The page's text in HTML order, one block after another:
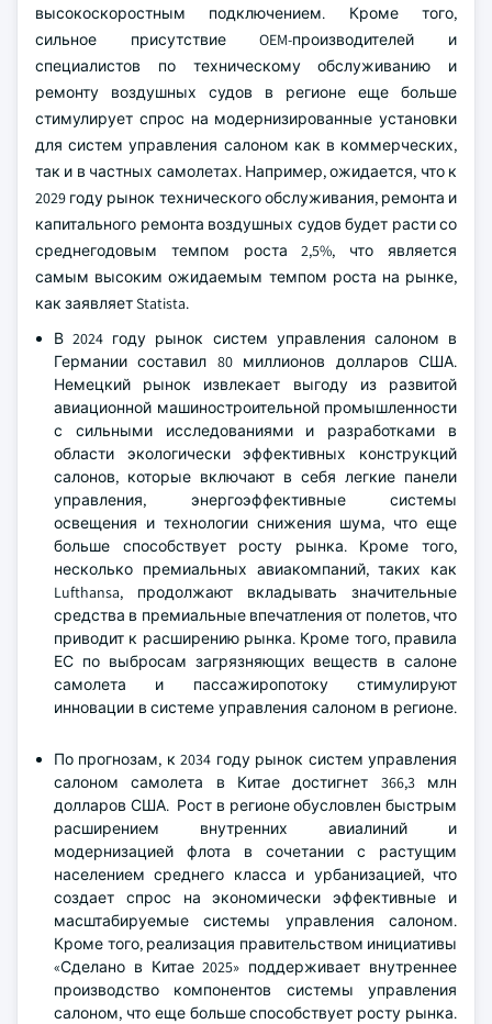
высокоскоростным подключением. Кроме того,
сильное присутствие OEM-производителей и
специалистов по техническому обслуживанию и
ремонту воздушных судов в регионе еще больше
стимулирует спрос на модернизированные установки
для систем управления салоном как в коммерческих,
так и в частных самолетах. Например, ожидается, что к
2029 году рынок технического обслуживания, ремонта и
капитального ремонта воздушных судов будет расти со
среднегодовым темпом роста 2,5%, что является
самым высоким ожидаемым темпом роста на рынке,
как заявляет Statista.
В 2024 году рынок систем управления салоном в
Германии составил 80 миллионов долларов США.
Немецкий рынок извлекает выгоду из развитой
авиационной машиностроительной промышленности
с сильными исследованиями и разработками в
области экологически эффективных конструкций
салонов, которые включают в себя легкие панели
управления, энергоэффективные системы
освещения и технологии снижения шума, что еще
больше способствует росту рынка. Кроме того,
несколько премиальных авиакомпаний, таких как
Lufthansa, продолжают вкладывать значительные
средства в премиальные впечатления от полетов, что
приводит к расширению рынка. Кроме того, правила
ЕС по выбросам загрязняющих веществ в салоне
самолета и пассажиропотоку стимулируют
инновации в системе управления салоном в регионе.
По прогнозам, к 2034 году рынок систем управления
салоном самолета в Китае достигнет 366,3 млн
долларов США. Рост в регионе обусловлен быстрым
расширением внутренних авиалиний и
модернизацией флота в сочетании с растущим
населением среднего класса и урбанизацией, что
создает спрос на экономически эффективные и
масштабируемые системы управления салоном.
Кроме того, реализация правительством инициативы
«Сделано в Китае 2025» поддерживает внутреннее
производство компонентов системы управления
салоном, что еще больше способствует росту рынка.